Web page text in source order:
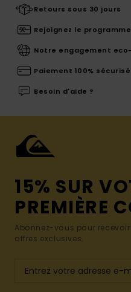
Retours sous 30 jours
Rejoignez le
Notre engagement
Paiement 100% sécurisé
Besoin d'aide ?
15% SUR
PREMIÈRE
Abonnez-vous pour
offres exclusives.